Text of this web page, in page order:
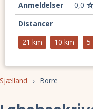
Anmeldelser
0,0
Distancer
21 km
10 km 5
Sjælland Borre